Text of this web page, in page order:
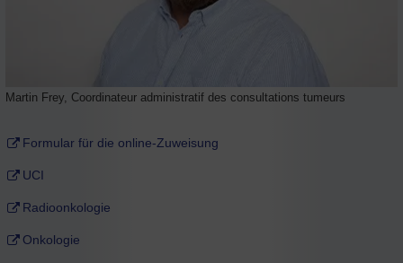
Martin Frey, Coordinateur administratif des consultations tumeurs
Formular für die online-Zuweisung
UCI
Radioonkologie
Onkologie